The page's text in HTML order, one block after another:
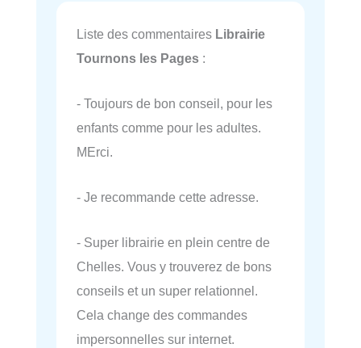
Liste des commentaires Librairie
Tournons les Pages :
- Toujours de bon conseil, pour les
enfants comme pour les adultes.
MErci.
- Je recommande cette adresse.
- Super librairie en plein centre de
Chelles. Vous y trouverez de bons
conseils et un super relationnel.
Cela change des commandes
impersonnelles sur internet.